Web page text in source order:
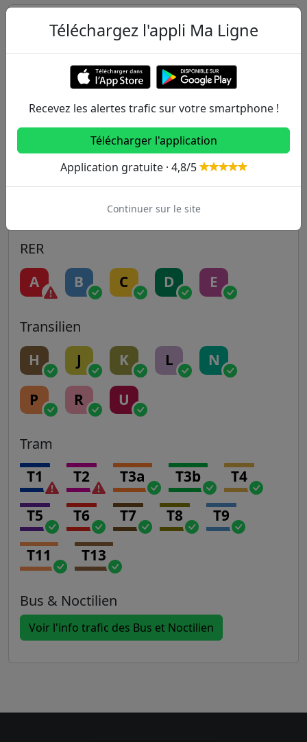
Autres lignes
Metro
2 3 3B 4
5 6 7 7B 8
10 11 12 13
RER
A B C D E
Transilien
H J K L N
P R U
Tram
T1 T2 T3a T3b T4
T5 T6 T7 T8 T9
T11 T13
Bus & Noctilien
Voir l'info trafic des Bus et Noctilien
Téléchargez l'appli Ma Ligne
Recevez les alertes trafic sur votre smartphone !
Télécharger l'application
Application gratuite · 4,8/5
Continuer sur le site